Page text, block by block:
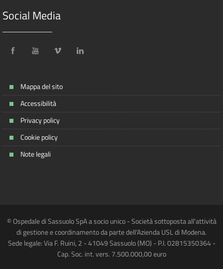
Social Media
Mappa del sito
Accessibilità
Privacy policy
Cookie policy
Note legali
© Ospedale di Sassuolo SpA a socio unico - Società sottoposta all'attività
di gestione e coordinamento da parte dell'Azienda USL di Modena.
Sede legale: Via F. Ruini, 2 - 41049 Sassuolo (MO) - P.I. 02815350364 -
Cap. Soc. int. vers. 7.500.000,00 euro